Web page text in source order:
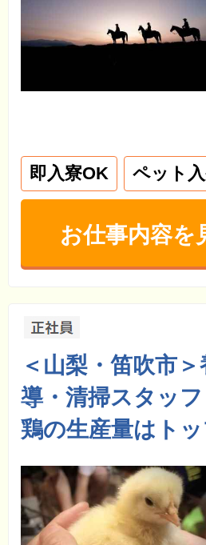
即入寮OK ペット
お仕事内容を
＜山梨・笛吹市
導・清掃スタッ
鶏の生産量はト